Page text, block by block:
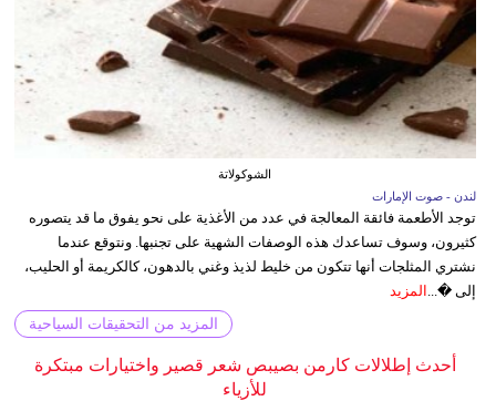
الشوكولاتة
لندن - صوت الإمارات
توجد الأطعمة فائقة المعالجة في عدد من الأغذية على نحو يفوق ما قد يتصوره
كثيرون، وسوف تساعدك هذه الوصفات الشهية على تجنبها. ونتوقع عندما
نشتري المثلجات أنها تتكون من خليط لذيذ وغني بالدهون، كالكريمة أو الحليب،
إلى �... المزيد
المزيد من التحقيقات السياحية
أحدث إطلالات كارمن بصيبص شعر قصير واختيارات مبتكرة
للأزياء